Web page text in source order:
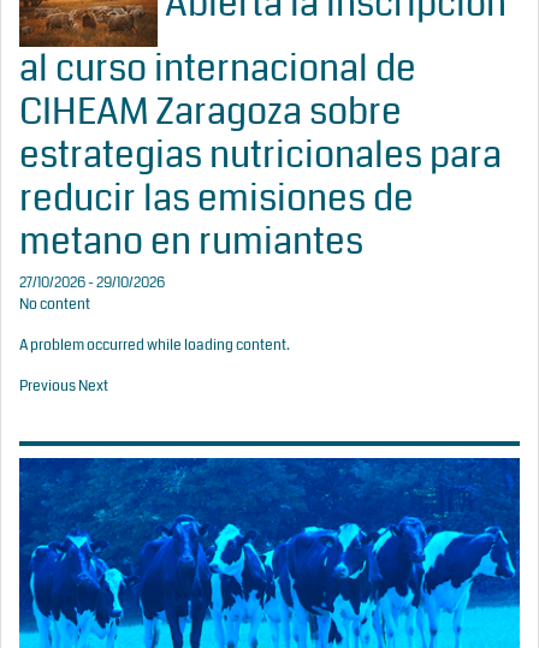
al curso internacional de
CIHEAM Zaragoza sobre
estrategias nutricionales para
reducir las emisiones de
metano en rumiantes
27/10/2026 - 29/10/2026
No content
A problem occurred while loading content.
PreviousNext